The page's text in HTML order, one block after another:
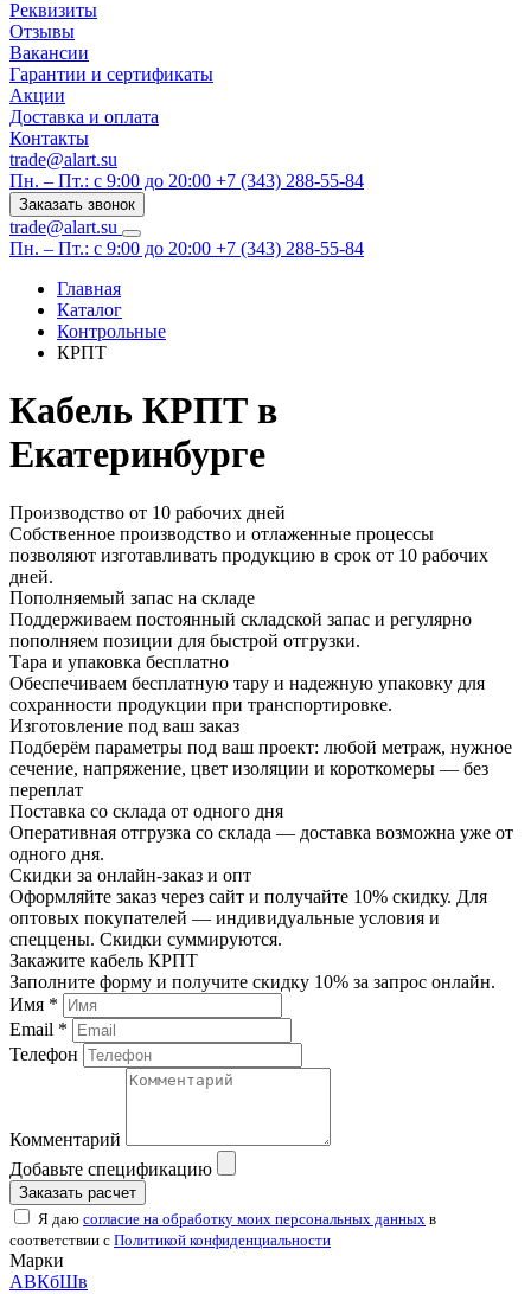
Реквизиты
Отзывы
Вакансии
Гарантии и сертификаты
Акции
Доставка и оплата
Контакты
trade@alart.su
Пн. – Пт.: с 9:00 до 20:00 +7 (343) 288-55-84
Заказать звонок
trade@alart.su
Пн. – Пт.: с 9:00 до 20:00 +7 (343) 288-55-84
Главная
Каталог
Контрольные
КРПТ
Кабель КРПТ в
Екатеринбурге
Производство от 10 рабочих дней
Собственное производство и отлаженные процессы
позволяют изготавливать продукцию в срок от 10 рабочих
дней.
Пополняемый запас на складе
Поддерживаем постоянный складской запас и регулярно
пополняем позиции для быстрой отгрузки.
Тара и упаковка бесплатно
Обеспечиваем бесплатную тару и надежную упаковку для
сохранности продукции при транспортировке.
Изготовление под ваш заказ
Подберём параметры под ваш проект: любой метраж, нужное
сечение, напряжение, цвет изоляции и короткомеры — без
переплат
Поставка со склада от одного дня
Оперативная отгрузка со склада — доставка возможна уже от
одного дня.
Скидки за онлайн-заказ и опт
Оформляйте заказ через сайт и получайте 10% скидку. Для
оптовых покупателей — индивидуальные условия и
спеццены. Скидки суммируются.
Закажите кабель КРПТ
Заполните форму и получите скидку 10% за запрос онлайн.
Имя *
Email *
Телефон
Комментарий
Добавьте спецификацию
Заказать расчет
Я даю согласие на обработку моих персональных данных в
соответствии с Политикой конфиденциальности
Марки
АВКбШв